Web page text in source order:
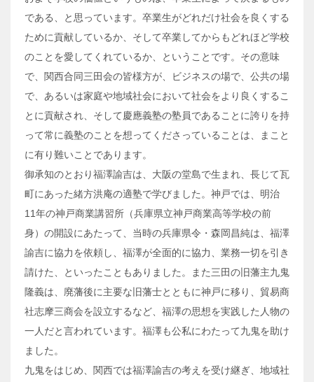
である、と思っています。卒業生がどれだけ社会を良くする
ために貢献しているか、そして卒業してからもどれほど学校
のことを愛してくれているか、ということです。その意味
で、関西合同三田会の皆様方が、ビジネスの場で、公共の場
で、あるいは家庭や地域社会において社会をより良くするこ
とに貢献され、そして慶應義塾の塾員であることに誇りを持
って常に義塾のことを想ってくださっていることは、まこと
に有り難いことであります。
御承知のとおり福澤諭吉は、大阪の堂島で生まれ、長じて瓦
町にあった緒方洪庵の適塾で学びました。神戸では、明治
11年の神戸商業講習所（兵庫県立神戸商業高等学校の前
身）の開設にあたって、当時の兵庫県令・森岡昌純は、福澤
諭吉に協力を依頼し、福澤が全面的に協力、業務一切を引き
請けた、といったこともありました。また三田の旧藩主九鬼
隆義は、廃藩後に主要な旧藩士とともに神戸に移り、貿易商
社志摩三商会を設立するなど、福澤の思想を実践した人物の
一人だと言われています。福澤も公私にわたって九鬼を助け
ました。
九鬼をはじめ、関西では福澤諭吉の考えを受け継ぎ、地域社